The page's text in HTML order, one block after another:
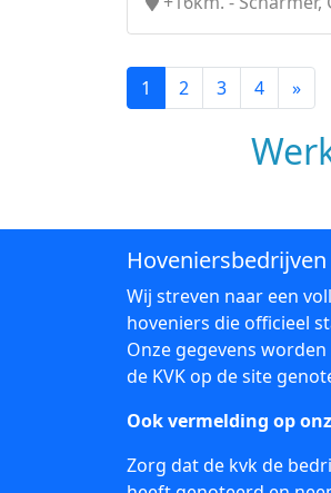
1 2 3 4 »
Wij streven naar een
hoveniers die officieel
Onze gegevens
de KVK op de site
Ook vermelding op
Zorg dat de kvk de